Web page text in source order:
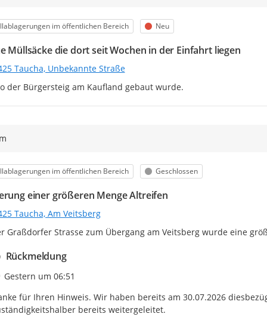
im öffentlichen Bereich Status
Neu
Müllsäcke die dort seit Wochen in der Einfahrt liegen
Taucha, Unbekannte Straße
der Bürgersteig am Kaufland gebaut wurde.
im öffentlichen Bereich Status
Geschlossen
einer größeren Menge Altreifen
Taucha, Am Veitsberg
Graßdorfer Strasse zum Übergang am Veitsberg wurde eine
Rückmeldung
Zeitpunkt des Erstellens
Gestern um 06:51
für Ihren Hinweis. Wir haben bereits am 30.07.2026
bereits weitergeleitet.